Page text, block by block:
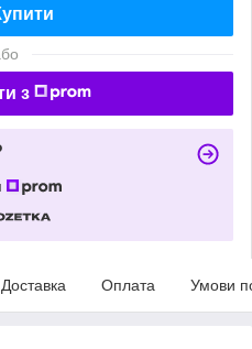
з
Доставка Оплата Умови